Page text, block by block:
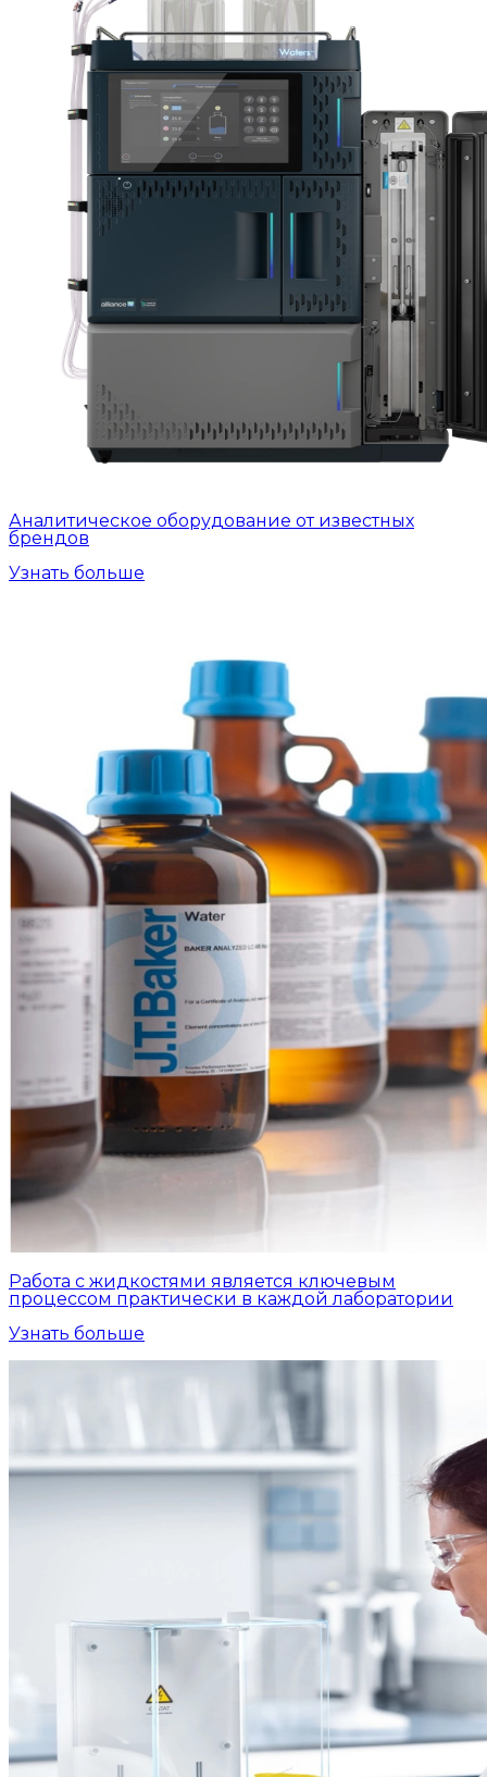
Аналитическое оборудование от известных
брендов
Узнать больше
Работа с жидкостями является ключевым
процессом практически в каждой лаборатории
Узнать больше